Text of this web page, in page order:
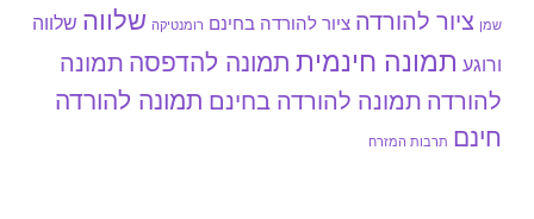
שמן ציור להורדה ציור להורדה בחינם רומנטיקה שלווה שלווה
ורוגע תמונה חינמית תמונה להדפסה תמונה
להורדה תמונה להורדה בחינם תמונה להורדה
חינם תרבות המזרח